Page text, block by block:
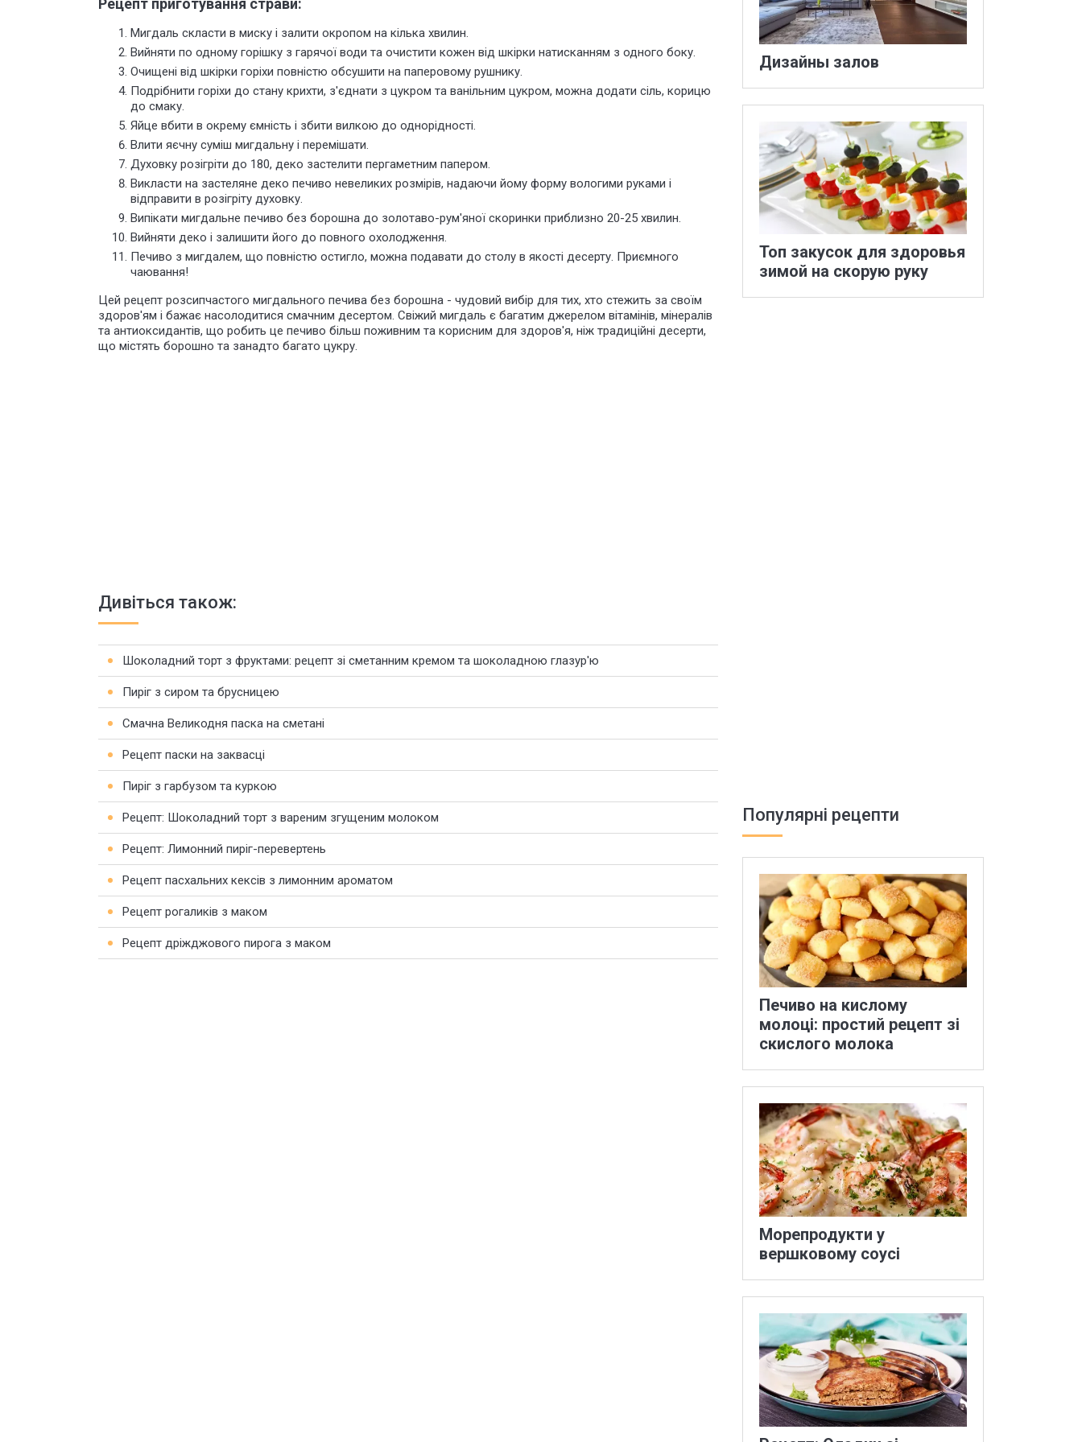
Рецепт приготування страви:
Мигдаль скласти в миску і залити окропом на кілька хвилин.
Вийняти по одному горішку з гарячої води та очистити кожен від шкірки натисканням з одного боку.
Очищені від шкірки горіхи повністю обсушити на паперовому рушнику.
Подрібнити горіхи до стану крихти, з'єднати з цукром та ванільним цукром, можна додати сіль, корицю
до смаку.
Яйце вбити в окрему ємність і збити вилкою до однорідності.
Влити яєчну суміш мигдальну і перемішати.
Духовку розігріти до 180, деко застелити пергаметним папером.
Викласти на застеляне деко печиво невеликих розмірів, надаючи йому форму вологими руками і
відправити в розігріту духовку.
Випікати мигдальне печиво без борошна до золотаво-рум'яної скоринки приблизно 20-25 хвилин.
Вийняти деко і залишити його до повного охолодження.
Печиво з мигдалем, що повністю остигло, можна подавати до столу в якості десерту. Приємного
чаювання!
Цей рецепт розсипчастого мигдального печива без борошна - чудовий вибір для тих, хто стежить за своїм
здоров'ям і бажає насолодитися смачним десертом. Свіжий мигдаль є багатим джерелом вітамінів, мінералів
та антиоксидантів, що робить це печиво більш поживним та корисним для здоров'я, ніж традиційні десерти,
що містять борошно та занадто багато цукру.
Дивіться також:
Шоколадний торт з фруктами: рецепт зі сметанним кремом та шоколадною глазур'ю
Пиріг з сиром та брусницею
Смачна Великодня паска на сметані
Рецепт паски на заквасці
Пиріг з гарбузом та куркою
Рецепт: Шоколадний торт з вареним згущеним молоком
Рецепт: Лимонний пиріг-перевертень
Рецепт пасхальних кексів з лимонним ароматом
Рецепт рогаликів з маком
Рецепт дріжджового пирога з маком
Дизайны залов
Топ закусок для здоровья
зимой на скорую руку
Популярні рецепти
Печиво на кислому
молоці: простий рецепт зі
скислого молока
Морепродукти у
вершковому соусі